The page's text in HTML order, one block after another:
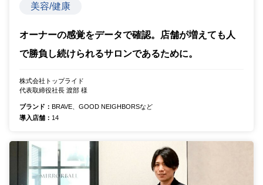
美容/健康
オーナーの感覚をデータで確認。店舗が増えても人
で勝負し続けられるサロンであるために。
株式会社トップライド
代表取締役社長 渡部 様
ブランド： BRAVE、GOOD NEIGHBORSなど
導入店舗： 14